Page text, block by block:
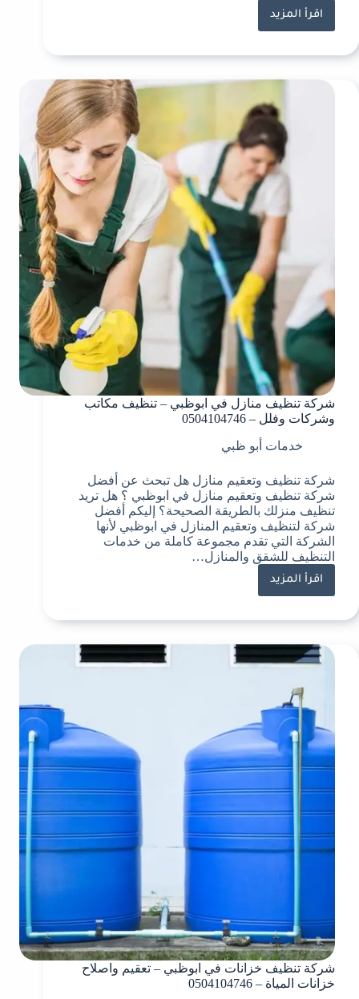
اقرأ المزيد
شركة تنظيف منازل في ابوظبي – تنظيف مكاتب
وشركات وفلل – 0504104746
خدمات أبو ظبي
شركة تنظيف وتعقيم منازل هل تبحث عن أفضل
شركة تنظيف وتعقيم منازل في ابوظبي ؟ هل تريد
تنظيف منزلك بالطريقة الصحيحة؟ إليكم أفضل
شركة لتنظيف وتعقيم المنازل في ابوظبي لأنها
الشركة التي تقدم مجموعة كاملة من خدمات
التنظيف للشقق والمنازل…
اقرأ المزيد
شركة تنظيف خزانات في ابوظبي – تعقيم واصلاح
خزانات المياة – 0504104746